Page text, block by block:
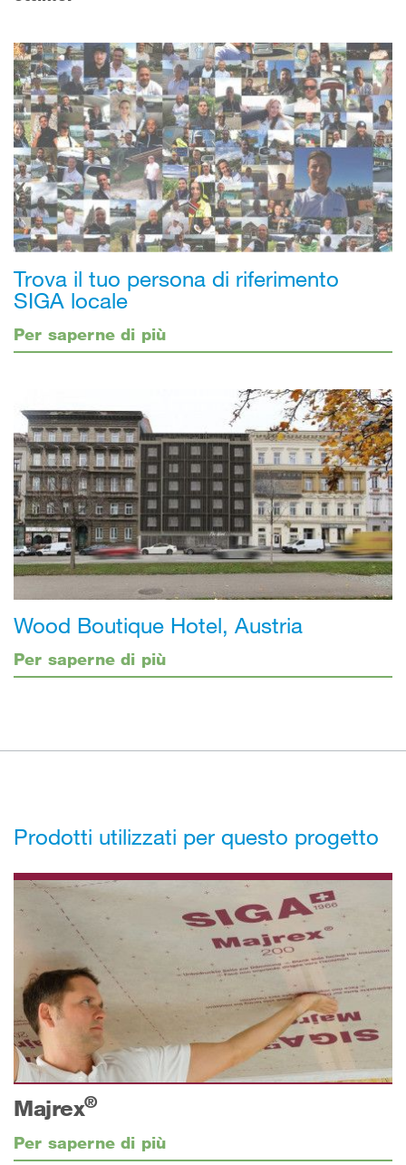
Trova il tuo persona di riferimento
SIGA locale
Per saperne di più
Wood Boutique Hotel, Austria
Per saperne di più
Prodotti utilizzati per questo progetto
Majrex®
Per saperne di più